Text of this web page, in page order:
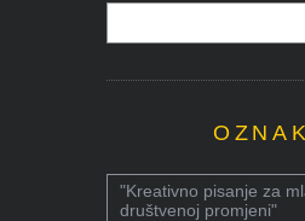
"Kreativno pisanje za
društvenoj promjeni"